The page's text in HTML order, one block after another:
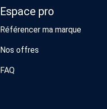
Espace pro
Référencer ma marque
Nos offres
FAQ